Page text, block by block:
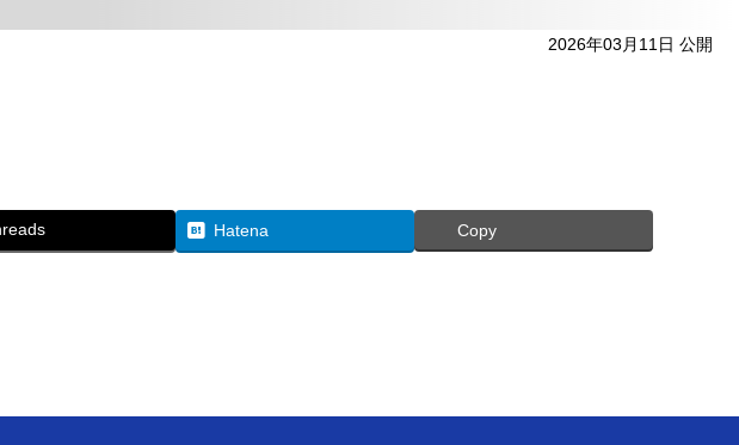
2026年03月11日 公開
Hatena Copy